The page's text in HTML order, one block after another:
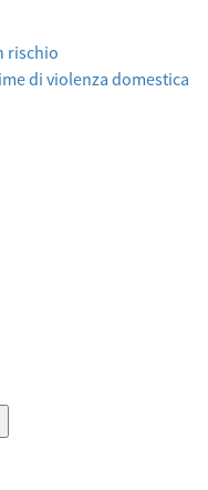
rischio
di violenza domestica